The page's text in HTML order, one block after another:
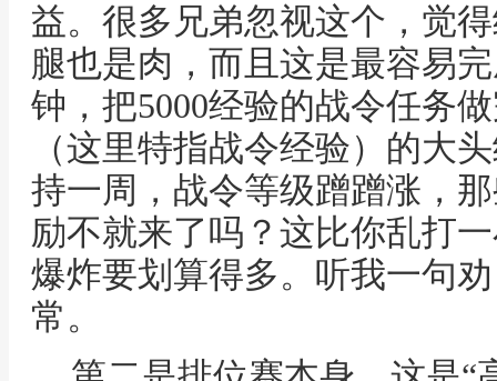
益。很多兄弟忽视这个，觉
腿也是肉，而且这是最容易
钟，把5000经验的战令任务
（这里特指战令经验）的大
持一周，战令等级蹭蹭涨，
励不就来了吗？这比你乱打
爆炸要划算得多。听我一句
常。